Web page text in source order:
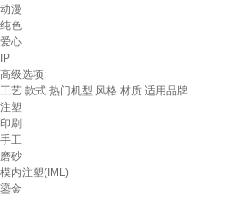
动漫
纯色
爱心
IP
高级选项:
工艺 款式 热门机型 风格 材质 适用品牌
注塑
印刷
手工
磨砂
模内注塑(IML)
鎏金